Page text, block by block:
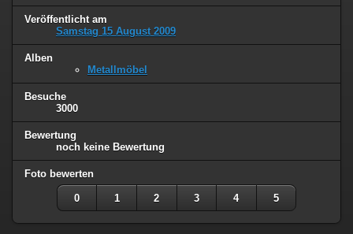
Veröffentlicht am
Samstag 15 August 2009
Alben
Metallmöbel
Besuche
3000
Bewertung
noch keine Bewertung
Foto bewerten
0 1 2 3 4 5